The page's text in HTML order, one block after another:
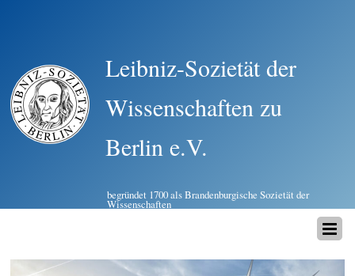
Leibniz-Sozietät der
Wissenschaften zu
Berlin e.V.
begründet 1700 als Brandenburgische Sozietät der
Wissenschaften